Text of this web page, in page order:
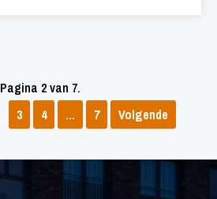
Pagina 2 van 7.
3 4 … 7 Volgende